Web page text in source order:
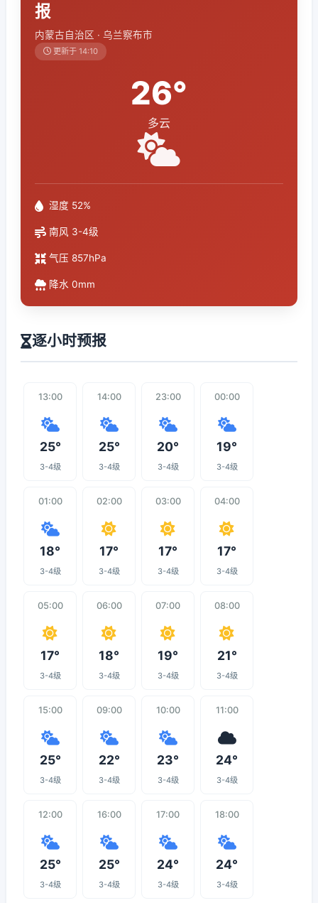
报
内蒙古自治区 · 乌兰察布市
更新于 14:10
26°
多云
湿度 52%
南风 3-4级
气压 857hPa
降水 0mm
逐小时预报
13:00
25°
3-4级
14:00
25°
3-4级
23:00
20°
3-4级
00:00
19°
3-4级
01:00
18°
3-4级
02:00
17°
3-4级
03:00
17°
3-4级
04:00
17°
3-4级
05:00
17°
3-4级
06:00
18°
3-4级
07:00
19°
3-4级
08:00
21°
3-4级
15:00
25°
3-4级
09:00
22°
3-4级
10:00
23°
3-4级
11:00
24°
3-4级
12:00
25°
3-4级
16:00
25°
3-4级
17:00
24°
3-4级
18:00
24°
3-4级